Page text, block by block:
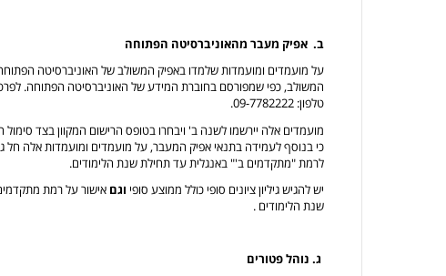
ב. אפיק מעבר מהאוניברסיטה הפתוחה
על מועמדים ומועמדות שלמדו באפיק המשולב של האוניברסיטה
המשולב, כפי שמפורסם בחוברת המידע של האוניברסיטה הפתוחה.
טלפון: 09-7782222.
מועמדים אלה יירשמו לשנה ב' ויבחרו בטופס הרישום המקוון בצד
כי בנוסף לעמידה בתנאי אפיק המעבר, על מועמדים ומועמדות אלה חל
לרמת "מתקדמים ב'" באנגלית עד תחילת שנת הלימודים.
יש להגיש גיליון ציונים סופי כולל ממוצע סופי וגםאישור על רמת
שנת הלימודים .
ג. נוהל פטורים